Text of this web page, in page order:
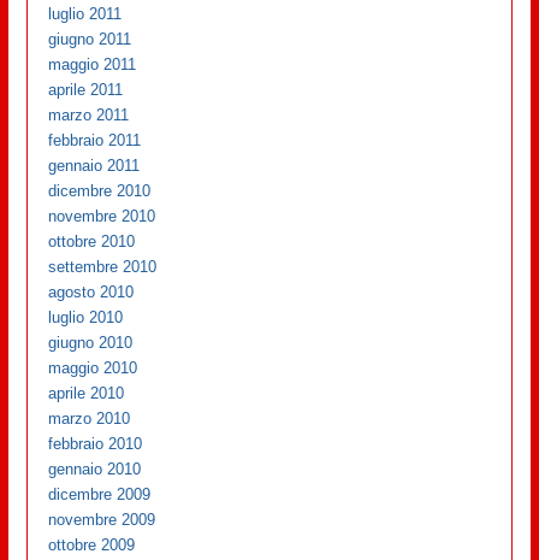
luglio 2011
giugno 2011
maggio 2011
aprile 2011
marzo 2011
febbraio 2011
gennaio 2011
dicembre 2010
novembre 2010
ottobre 2010
settembre 2010
agosto 2010
luglio 2010
giugno 2010
maggio 2010
aprile 2010
marzo 2010
febbraio 2010
gennaio 2010
dicembre 2009
novembre 2009
ottobre 2009